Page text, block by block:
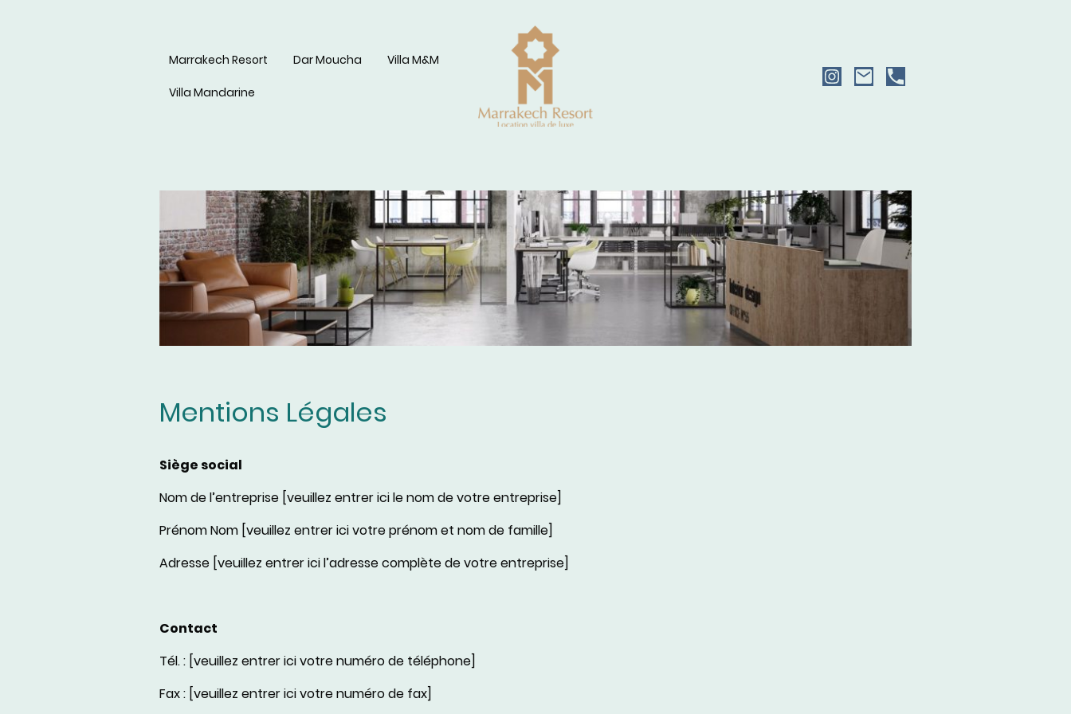
Marrakech Resort Dar Moucha Villa M&M
Villa Mandarine
Mentions Légales
Siège social
Nom de l’entreprise [veuillez entrer ici le nom de votre entreprise]
Prénom Nom [veuillez entrer ici votre prénom et nom de famille]
Adresse [veuillez entrer ici l’adresse complète de votre entreprise]
Contact
Tél. : [veuillez entrer ici votre numéro de téléphone]
Fax : [veuillez entrer ici votre numéro de fax]